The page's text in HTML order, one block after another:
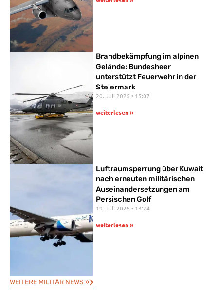
Brandbekämpfung im alpinen
Gelände: Bundesheer
unterstützt Feuerwehr in der
Steiermark
20. Juli 2026 15:07
weiterlesen »
Luftraumsperrung über Kuwait
nach erneuten militärischen
Auseinandersetzungen am
Persischen Golf
19. Juli 2026 13:24
weiterlesen »
WEITERE MILITÄR NEWS »